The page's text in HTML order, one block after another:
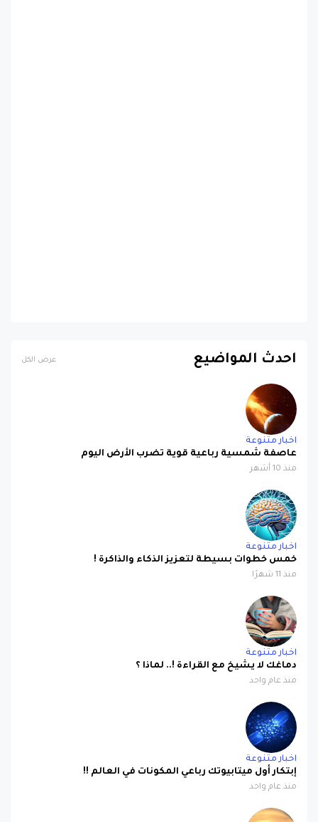
اخبار متنوعة
عاصفة شمسية رباعية قوية تضرب الأرض اليوم
منذ 10 أشهر
اخبار متنوعة
خمس خطوات بسيطة لتعزيز الذكاء والذاكرة !
منذ 11 شهرًا
اخبار متنوعة
دماغك لا يشيخ مع القراءة !.. لماذا ؟
منذ عام واحد
اخبار متنوعة
إبتكار أول ميتابيوتك رباعي المكونات في العالم !!
منذ عام واحد